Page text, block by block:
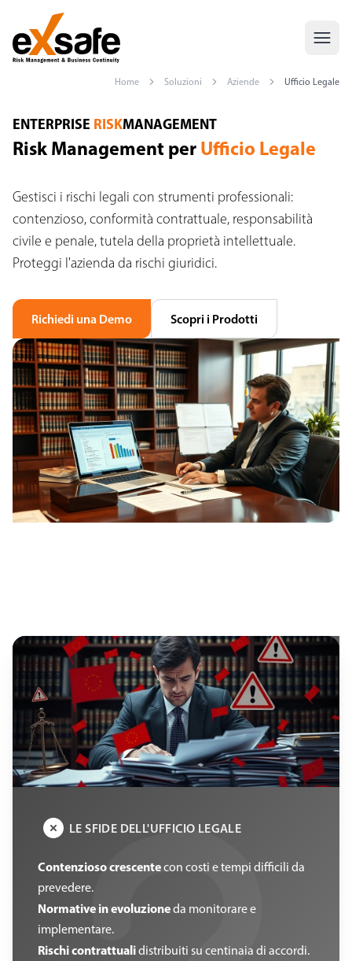
Home Soluzioni Aziende Ufficio Legale
Risk Management per Ufficio Legale — Gestione Rischi Legali e
ENTERPRISE RISKMANAGEMENT
Risk Management per Ufficio Legale
Gestisci i rischi legali con strumenti professionali:
contenzioso, conformità contrattuale, responsabilità
civile e penale, tutela della proprietà intellettuale.
Proteggi l'azienda da rischi giuridici.
Richiedi una Demo Scopri i Prodotti
LE SFIDE DELL'UFFICIO LEGALE
Contenzioso crescentecon costi e tempi difficili da
prevedere.
Normative in evoluzioneda monitorare e
implementare.
Rischi contrattualidistribuiti su centinaia di accordi.